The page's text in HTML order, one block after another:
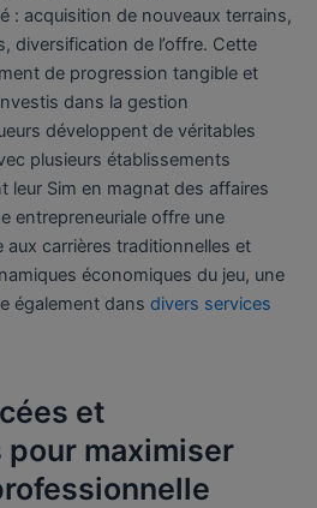
: acquisition de nouveaux terrains,
diversification de l’offre. Cette
de progression tangible et
dans la gestion
développent de véritables
plusieurs établissements
leur Sim en magnat des affaires
entrepreneuriale offre une
carrières traditionnelles et
économiques du jeu, une
également dans divers services
et
maximiser